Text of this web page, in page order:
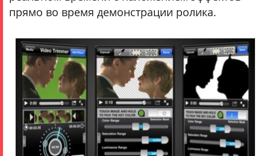
прямо во время демонстрации ролика.